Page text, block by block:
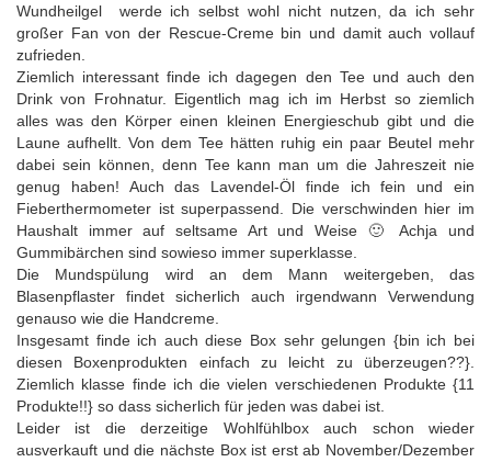
Wundheilgel werde ich selbst wohl nicht nutzen, da ich sehr
großer Fan von der Rescue-Creme bin und damit auch vollauf
zufrieden.
Ziemlich interessant finde ich dagegen den Tee und auch den
Drink von Frohnatur. Eigentlich mag ich im Herbst so ziemlich
alles was den Körper einen kleinen Energieschub gibt und die
Laune aufhellt. Von dem Tee hätten ruhig ein paar Beutel mehr
dabei sein können, denn Tee kann man um die Jahreszeit nie
genug haben! Auch das Lavendel-Öl finde ich fein und ein
Fieberthermometer ist superpassend. Die verschwinden hier im
Haushalt immer auf seltsame Art und Weise 🙂 Achja und
Gummibärchen sind sowieso immer superklasse.
Die Mundspülung wird an dem Mann weitergeben, das
Blasenpflaster findet sicherlich auch irgendwann Verwendung
genauso wie die Handcreme.
Insgesamt finde ich auch diese Box sehr gelungen {bin ich bei
diesen Boxenprodukten einfach zu leicht zu überzeugen??}.
Ziemlich klasse finde ich die vielen verschiedenen Produkte {11
Produkte!!} so dass sicherlich für jeden was dabei ist.
Leider ist die derzeitige Wohlfühlbox auch schon wieder
ausverkauft und die nächste Box ist erst ab November/Dezember